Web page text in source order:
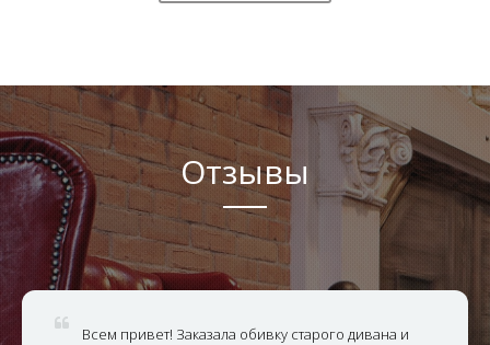
Отзывы
Всем привет! Заказала обивку старого дивана и